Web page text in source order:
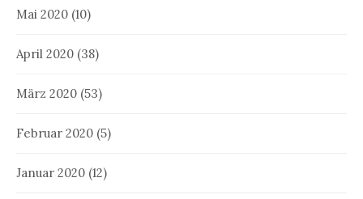
Mai 2020 (10)
April 2020 (38)
März 2020 (53)
Februar 2020 (5)
Januar 2020 (12)